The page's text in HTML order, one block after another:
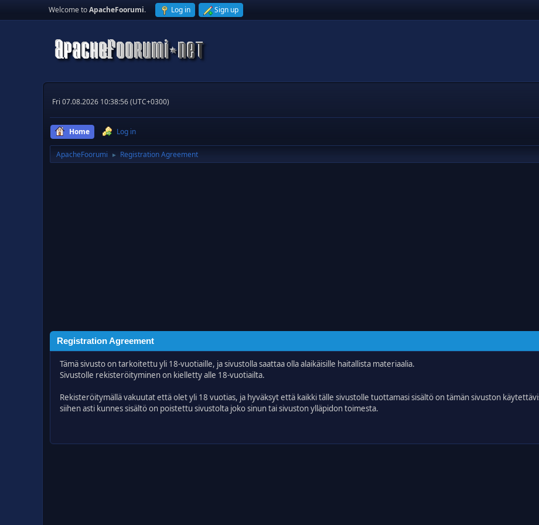
Welcome toApacheFoorumi. Log in Sign up
Fri 07.08.2026 10:38:56 (UTC+0300)
Home Log in
ApacheFoorumi ► Registration Agreement
Registration Agreement
Tämä sivusto on tarkoitettu yli 18-vuotiaille, ja sivustolla saattaa olla alaikäisille haitallista materiaalia.
Sivustolle rekisteröityminen on kielletty alle 18-vuotiailta.
Rekisteröitymällä vakuutat että olet yli 18 vuotias, ja hyväksyt että kaikki tälle sivustolle tuottamasi sisältö on tämän sivuston
siihen asti kunnes sisältö on poistettu sivustolta joko sinun tai sivuston ylläpidon toimesta.